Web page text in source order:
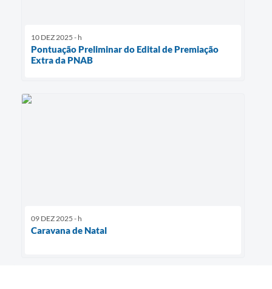
10 DEZ 2025 - h
Pontuação Preliminar do Edital de Premiação
Extra da PNAB
09 DEZ 2025 - h
Caravana de Natal